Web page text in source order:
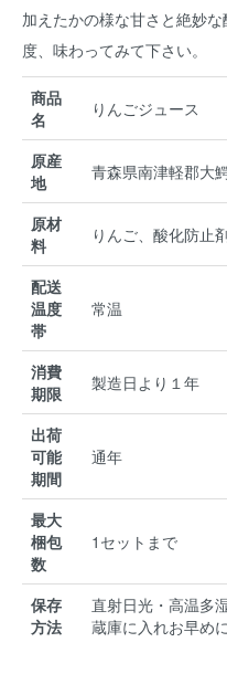
加えたかの様な甘さと絶妙
度、味わってみて下さい。
商品
名
りんごジュース
原産
地
青森県南津軽郡大
原材
料
りんご、酸化防止
配送
温度
帯
常温
消費
期限
製造日より１年
出荷
可能
期間
通年
最大
梱包
数
1セットまで
保存
方法
直射日光・高温多
蔵庫に入れお早め